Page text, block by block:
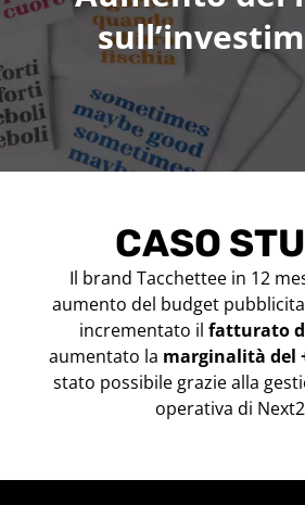
CASO
Il brand Tacchettee in 12
aumento del budget
incrementato il fatturato
aumentato la marginalità del
stato possibile grazie alla
operativa di